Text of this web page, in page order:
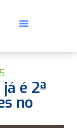
é 2ª
no